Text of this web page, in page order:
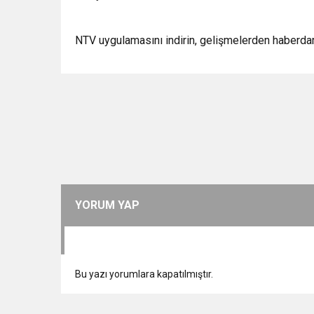
NTV uygulamasını indirin, gelişmelerden
YORUM YAP
Bu yazı yorumlara kapatılmıştır.